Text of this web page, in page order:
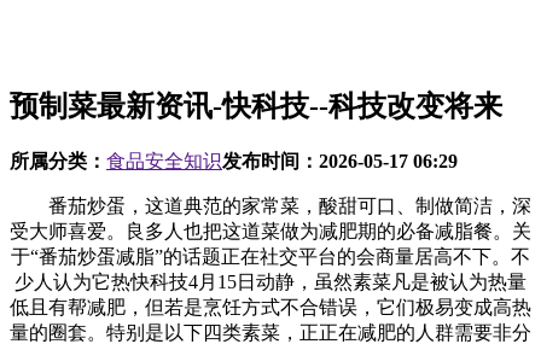
预制菜最新资讯-快科技--科技改变将来
所属分类： 食品安全知识发布时间： 2026-05-17 06:29
番茄炒蛋，这道典范的家常菜，酸甜可口、制做简洁，深
受大师喜爱。良多人也把这道菜做为减肥期的必备减脂餐。关
于“番茄炒蛋减脂”的话题正在社交平台的会商量居高不下。不
少人认为它热快科技4月15日动静，虽然素菜凡是被认为热量
低且有帮减肥，但若是烹饪方式不合错误，它们极易变成高热
量的圈套。特别是以下四类素菜，正正在减肥的人群需要非分